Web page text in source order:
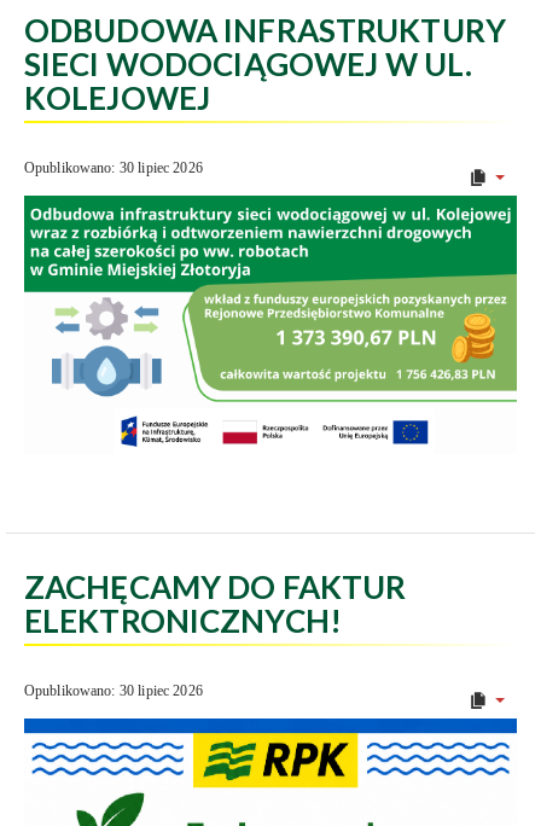
ODBUDOWA INFRASTRUKTURY
SIECI WODOCIĄGOWEJ W UL.
KOLEJOWEJ
Opublikowano: 30 lipiec 2026
ZACHĘCAMY DO FAKTUR
ELEKTRONICZNYCH!
Opublikowano: 30 lipiec 2026